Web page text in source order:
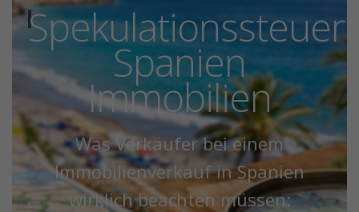
Spekulationssteuer
Spanien
Immobilien
Was Verkäufer bei einem
Immobilienverkauf in Spanien
wirklich beachten müssen: